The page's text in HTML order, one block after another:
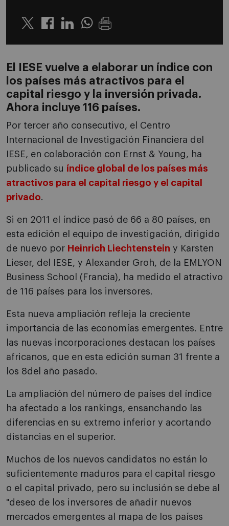
Twitter LinkedinWhatsapp
El IESE vuelve a elaborar un índice con
los países más atractivos para el
capital riesgo y la inversión privada.
Ahora incluye 116 países.
Por tercer año consecutivo, el Centro
Internacional de Investigación Financiera del
IESE, en colaboración con Ernst & Young, ha
publicado su índice global de los países más
atractivos para el capital riesgo y el capital
privado.
Si en 2011 el índice pasó de 66 a 80 países, en
esta edición el equipo de investigación, dirigido
de nuevo por Heinrich Liechtenstein y Karsten
Lieser, del IESE, y Alexander Groh, de la EMLYON
Business School (Francia), ha medido el atractivo
de 116 países para los inversores.
Esta nueva ampliación refleja la creciente
importancia de las economías emergentes. Entre
las nuevas incorporaciones destacan los países
africanos, que en esta edición suman 31 frente a
los 8del año pasado.
La ampliación del número de países del índice
ha afectado a los rankings, ensanchando las
diferencias en su extremo inferior y acortando
distancias en el superior.
Muchos de los nuevos candidatos no están lo
suficientemente maduros para el capital riesgo
o el capital privado, pero su inclusión se debe al
"deseo de los inversores de añadir nuevos
mercados emergentes al mapa de los países